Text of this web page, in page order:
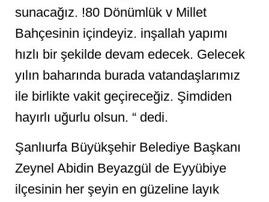
sunacağız. !80 Dönümlük v Millet
Bahçesinin içindeyiz. inşallah yapımı
hızlı bir şekilde devam edecek. Gelecek
yılın baharında burada vatandaşlarımız
ile birlikte vakit geçireceğiz. Şimdiden
hayırlı uğurlu olsun. “ dedi.
Şanlıurfa Büyükşehir Belediye Başkanı
Zeynel Abidin Beyazgül de Eyyübiye
ilçesinin her şeyin en güzeline layık